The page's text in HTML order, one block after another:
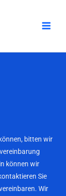
bitten wir
können wir
Sie
Wir